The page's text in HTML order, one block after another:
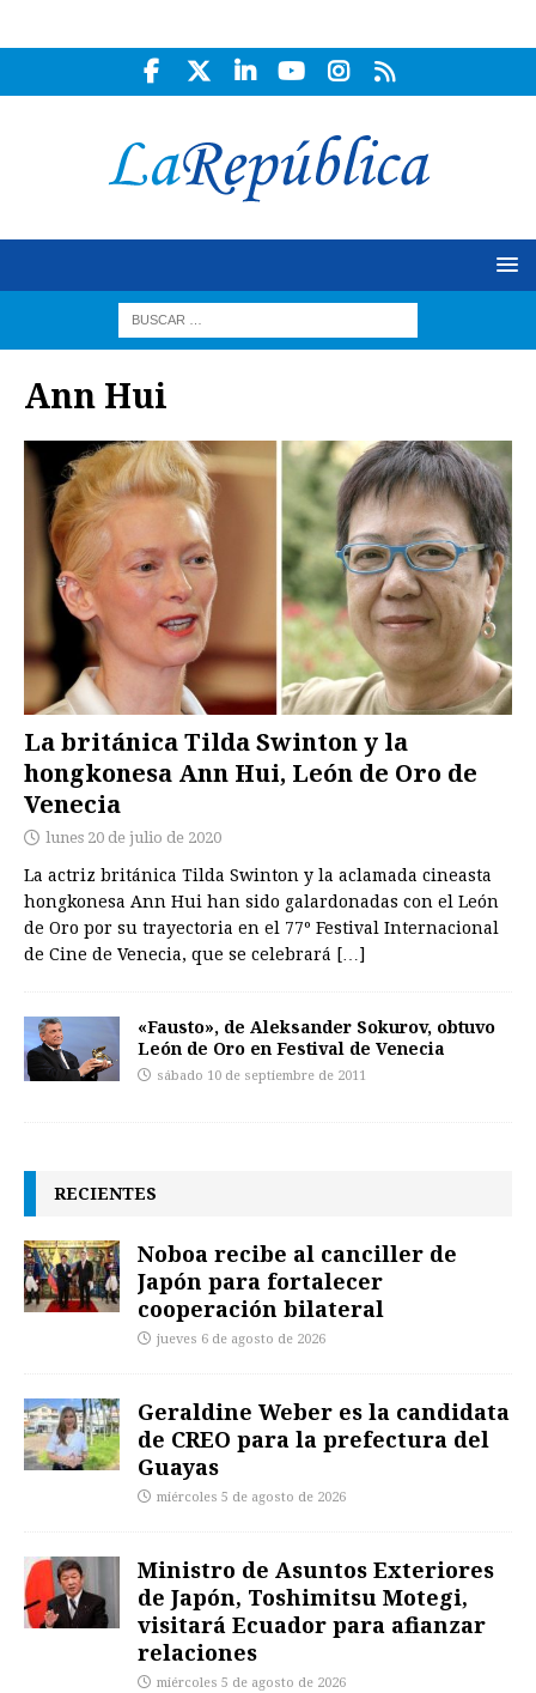
Ann Hui
La británica Tilda Swinton y la
hongkonesa Ann Hui, León de Oro de
Venecia
lunes 20 de julio de 2020
La actriz británica Tilda Swinton y la aclamada cineasta
hongkonesa Ann Hui han sido galardonadas con el León
de Oro por su trayectoria en el 77º Festival Internacional
de Cine de Venecia, que se celebrará […]
«Fausto», de Aleksander Sokurov, obtuvo
León de Oro en Festival de Venecia
sábado 10 de septiembre de 2011
RECIENTES
Noboa recibe al canciller de
Japón para fortalecer
cooperación bilateral
jueves 6 de agosto de 2026
Geraldine Weber es la candidata
de CREO para la prefectura del
Guayas
miércoles 5 de agosto de 2026
Ministro de Asuntos Exteriores
de Japón, Toshimitsu Motegi,
visitará Ecuador para afianzar
relaciones
miércoles 5 de agosto de 2026